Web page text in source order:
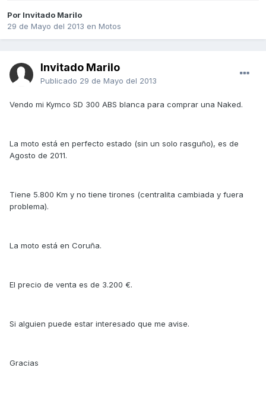
Por Invitado Marilo
29 de Mayo del 2013 en Motos
Invitado Marilo
Publicado 29 de Mayo del 2013
Vendo mi Kymco SD 300 ABS blanca para comprar una Naked.
La moto está en perfecto estado (sin un solo rasguño), es de
Agosto de 2011.
Tiene 5.800 Km y no tiene tirones (centralita cambiada y fuera
problema).
La moto está en Coruña.
El precio de venta es de 3.200 €.
Si alguien puede estar interesado que me avise.
Gracias